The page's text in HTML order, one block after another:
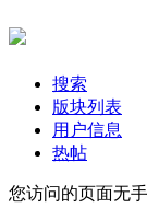
搜索
版块列表
用户信息
热帖
您访问的页面无